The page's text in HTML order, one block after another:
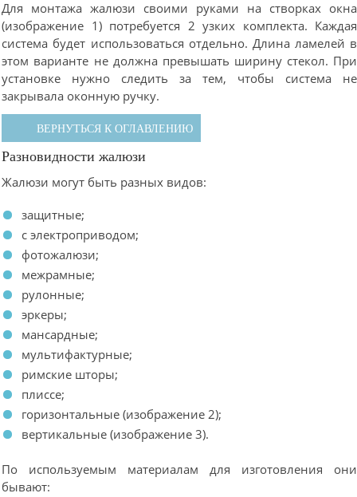
Для монтажа жалюзи своими руками на створках окна
(изображение 1) потребуется 2 узких комплекта. Каждая
система будет использоваться отдельно. Длина ламелей в
этом варианте не должна превышать ширину стекол. При
установке нужно следить за тем, чтобы система не
закрывала оконную ручку.
ВЕРНУТЬСЯ К ОГЛАВЛЕНИЮ
Разновидности жалюзи
Жалюзи могут быть разных видов:
защитные;
с электроприводом;
фотожалюзи;
межрамные;
рулонные;
эркеры;
мансардные;
мультифактурные;
римские шторы;
плиссе;
горизонтальные (изображение 2);
вертикальные (изображение 3).
По используемым материалам для изготовления они
бывают: